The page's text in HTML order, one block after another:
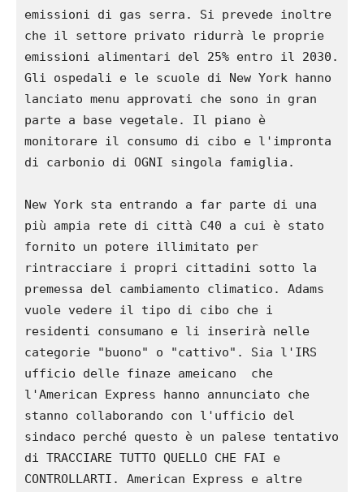
emissioni di gas serra. Si prevede inoltre
che il settore privato ridurrà le proprie
emissioni alimentari del 25% entro il 2030.
Gli ospedali e le scuole di New York hanno
lanciato menu approvati che sono in gran
parte a base vegetale. Il piano è
monitorare il consumo di cibo e l'impronta
di carbonio di OGNI singola famiglia.
New York sta entrando a far parte di una
più ampia rete di città C40 a cui è stato
fornito un potere illimitato per
rintracciare i propri cittadini sotto la
premessa del cambiamento climatico. Adams
vuole vedere il tipo di cibo che i
residenti consumano e li inserirà nelle
categorie "buono" o "cattivo". Sia l'IRS
ufficio delle finaze ameicano  che
l'American Express hanno annunciato che
stanno collaborando con l'ufficio del
sindaco perché questo è un palese tentativo
di TRACCIARE TUTTO QUELLO CHE FAI e
CONTROLLARTI. American Express e altre